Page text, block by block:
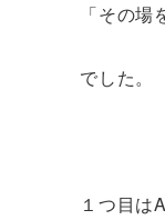
「その
でした。
１つ目は